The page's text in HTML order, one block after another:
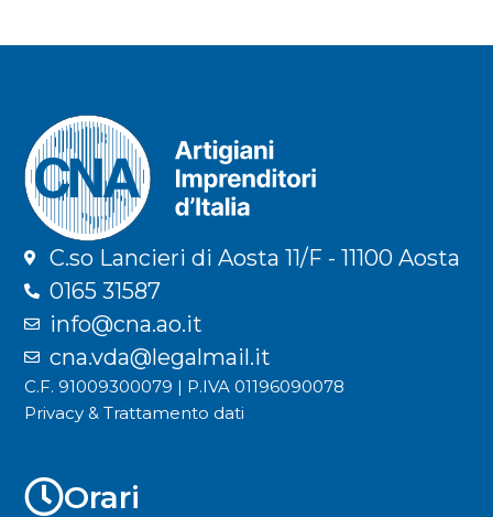
C.so Lancieri di Aosta 11/F - 11100 Aosta
0165 31587
info@cna.ao.it
cna.vda@legalmail.it
C.F. 91009300079 | P.IVA 01196090078
Privacy & Trattamento dati
Orari